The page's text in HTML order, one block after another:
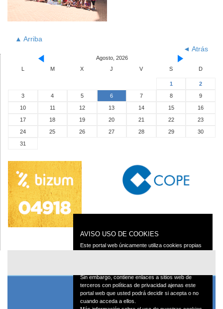
▲ Arriba
◄ Atrás
Agosto, 2026
L
M X J V S D
1
2
3
4 5 6 7 8
9
10
11 12 13 14 15
16
17
18 19 20 21 22
23
24
25 26 27 28 29
30
31
AVISO USO DE COOKIES
Este portal web únicamente utiliza cookies propias
Sin embargo, contiene enlaces a sitios web de
terceros con políticas de privacidad ajenas este
portal web que usted podrá decidir si acepta o no
cuando acceda a ellos.